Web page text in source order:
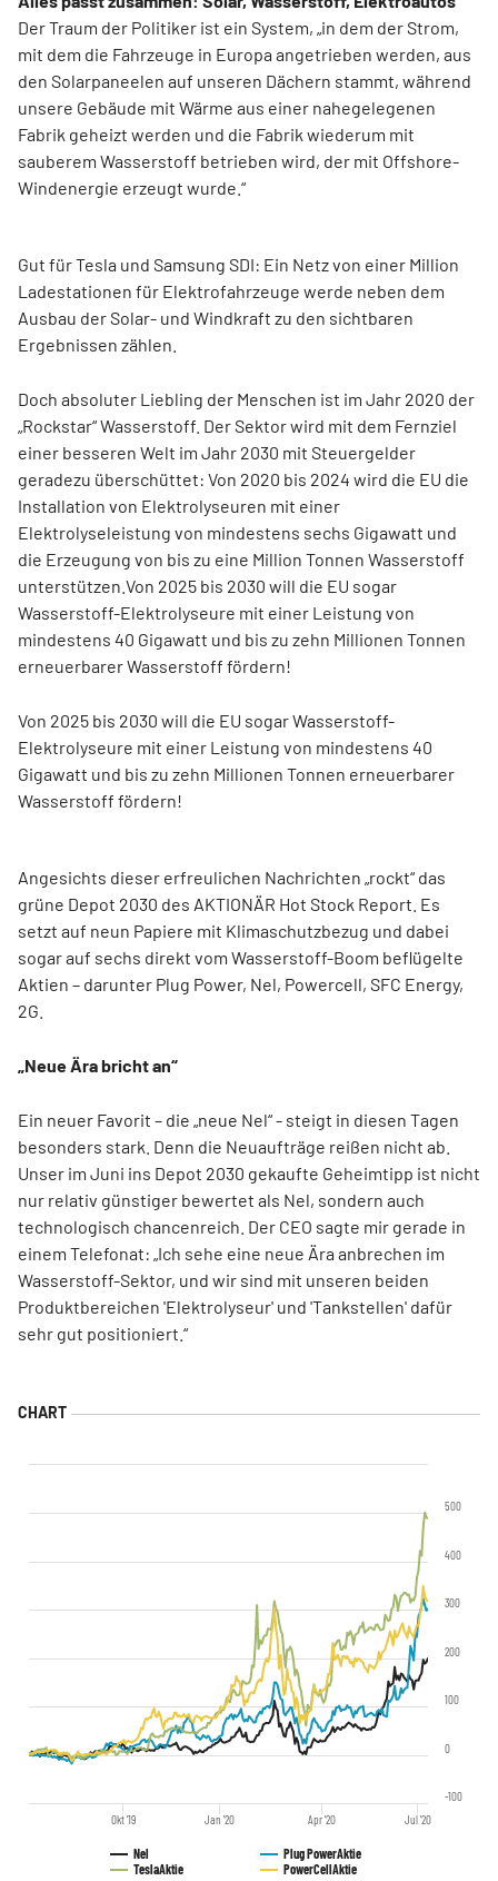
Der Traum der Politiker ist ein System, „in dem der Strom,
mit dem die Fahrzeuge in Europa angetrieben werden, aus
den Solarpaneelen auf unseren Dächern stammt, während
unsere Gebäude mit Wärme aus einer nahegelegenen
Fabrik geheizt werden und die Fabrik wiederum mit
sauberem Wasserstoff betrieben wird, der mit Offshore-
Windenergie erzeugt wurde.“
Gut für Tesla und Samsung SDI: Ein Netz von einer Million
Ladestationen für Elektrofahrzeuge werde neben dem
Ausbau der Solar- und Windkraft zu den sichtbaren
Ergebnissen zählen.
Doch absoluter Liebling der Menschen ist im Jahr 2020 der
„Rockstar“ Wasserstoff. Der Sektor wird mit dem Fernziel
einer besseren Welt im Jahr 2030 mit Steuergelder
geradezu überschüttet: Von 2020 bis 2024 wird die EU die
Installation von Elektrolyseuren mit einer
Elektrolyseleistung von mindestens sechs Gigawatt und
die Erzeugung von bis zu eine Million Tonnen Wasserstoff
unterstützen.Von 2025 bis 2030 will die EU sogar
Wasserstoff-Elektrolyseure mit einer Leistung von
mindestens 40 Gigawatt und bis zu zehn Millionen Tonnen
erneuerbarer Wasserstoff fördern!
Von 2025 bis 2030 will die EU sogar Wasserstoff-
Elektrolyseure mit einer Leistung von mindestens 40
Gigawatt und bis zu zehn Millionen Tonnen erneuerbarer
Wasserstoff fördern!
Angesichts dieser erfreulichen Nachrichten „rockt“ das
grüne Depot 2030 des AKTIONÄR Hot Stock Report. Es
setzt auf neun Papiere mit Klimaschutzbezug und dabei
sogar auf sechs direkt vom Wasserstoff-Boom beflügelte
Aktien – darunter Plug Power, Nel, Powercell, SFC Energy,
2G.
„Neue Ära bricht an“
Ein neuer Favorit – die „neue Nel“ - steigt in diesen Tagen
besonders stark. Denn die Neuaufträge reißen nicht ab.
Unser im Juni ins Depot 2030 gekaufte Geheimtipp ist nicht
nur relativ günstiger bewertet als Nel, sondern auch
technologisch chancenreich. Der CEO sagte mir gerade in
einem Telefonat: „Ich sehe eine neue Ära anbrechen im
Wasserstoff-Sektor, und wir sind mit unseren beiden
Produktbereichen 'Elektrolyseur' und 'Tankstellen' dafür
sehr gut positioniert.“
Nel Plug PowerAktie
TeslaAktie PowerCellAktie
Jan '20 Jul '20
Okt '19 Apr '20
-100
0
100
200
300
400
500